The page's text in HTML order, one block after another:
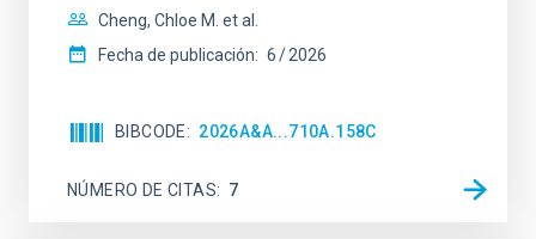
Cheng, Chloe M. et al.
Fecha de publicación: 6 2026
BIBCODE 2026A&A...710A.158C
NÚMERO DE CITAS 7